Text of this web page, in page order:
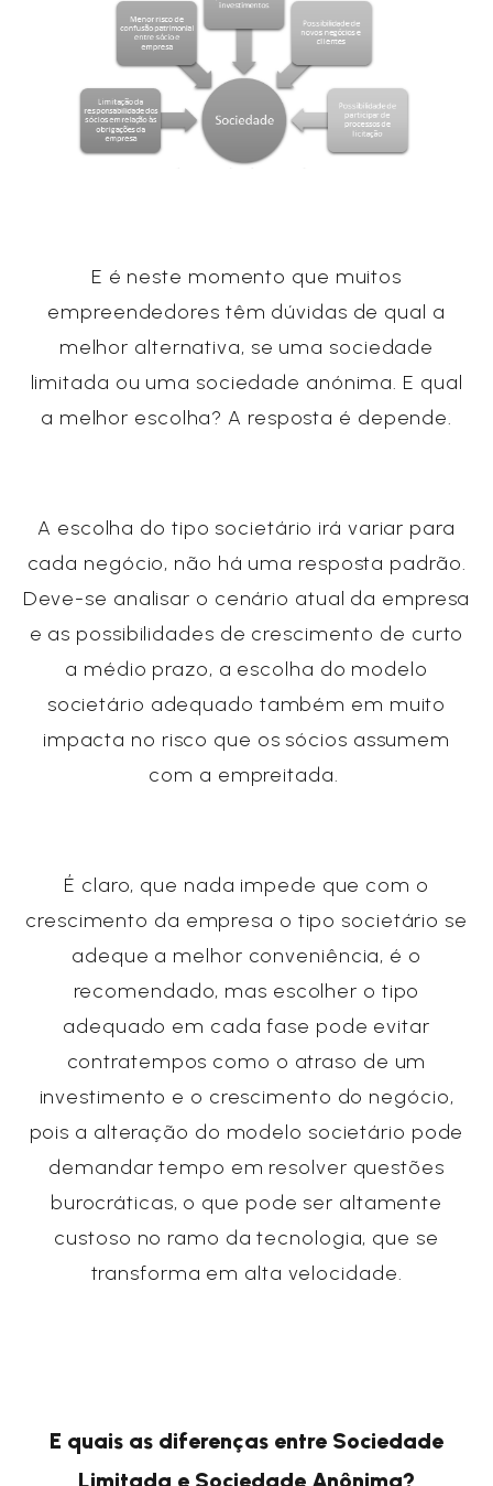
E é neste momento que muitos
empreendedores têm dúvidas de qual a
melhor alternativa, se uma sociedade
limitada ou uma sociedade anónima. E qual
a melhor escolha? A resposta é depende.
A escolha do tipo societário irá variar para
cada negócio, não há uma resposta padrão.
Deve-se analisar o cenário atual da empresa
e as possibilidades de crescimento de curto
a médio prazo, a escolha do modelo
societário adequado também em muito
impacta no risco que os sócios assumem
com a empreitada.
É claro, que nada impede que com o
crescimento da empresa o tipo societário se
adeque a melhor conveniência, é o
recomendado, mas escolher o tipo
adequado em cada fase pode evitar
contratempos como o atraso de um
investimento e o crescimento do negócio,
pois a alteração do modelo societário pode
demandar tempo em resolver questões
burocráticas, o que pode ser altamente
custoso no ramo da tecnologia, que se
transforma em alta velocidade.
E quais as diferenças entre Sociedade
Limitada e Sociedade Anônima?